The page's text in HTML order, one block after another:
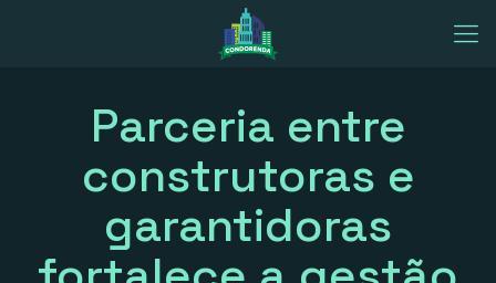
Parceria entre
construtoras e
garantidoras